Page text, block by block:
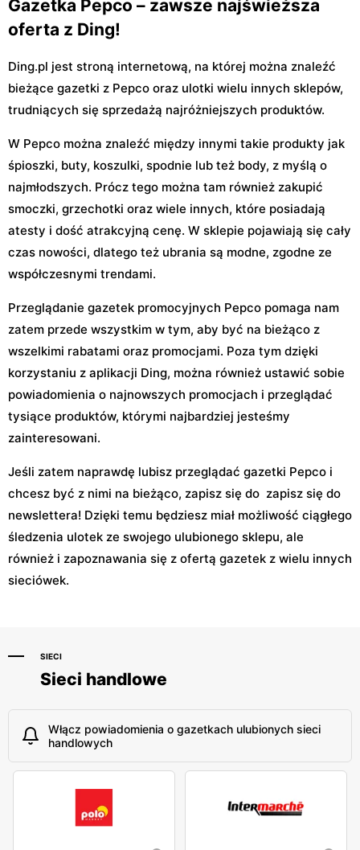
Gazetka Pepco – zawsze najświeższa
oferta z Ding!
Ding.pl jest stroną internetową, na której można znaleźć
bieżące gazetki z Pepco oraz ulotki wielu innych sklepów,
trudniących się sprzedażą najróżniejszych produktów.
W Pepco można znaleźć między innymi takie produkty jak
śpioszki, buty, koszulki, spodnie lub też body, z myślą o
najmłodszych. Prócz tego można tam również zakupić
smoczki, grzechotki oraz wiele innych, które posiadają
atesty i dość atrakcyjną cenę. W sklepie pojawiają się cały
czas nowości, dlatego też ubrania są modne, zgodne ze
współczesnymi trendami.
Przeglądanie gazetek promocyjnych Pepco pomaga nam
zatem przede wszystkim w tym, aby być na bieżąco z
wszelkimi rabatami oraz promocjami. Poza tym dzięki
korzystaniu z aplikacji Ding, można również ustawić sobie
powiadomienia o najnowszych promocjach i przeglądać
tysiące produktów, którymi najbardziej jesteśmy
zainteresowani.
Jeśli zatem naprawdę lubisz przeglądać gazetki Pepco i
chcesz być z nimi na bieżąco, zapisz się do zapisz się do
newslettera! Dzięki temu będziesz miał możliwość ciągłego
śledzenia ulotek ze swojego ulubionego sklepu, ale
również i zapoznawania się z ofertą gazetek z wielu innych
sieciówek.
SIECI
Sieci handlowe
Włącz powiadomienia o gazetkach ulubionych sieci
handlowych